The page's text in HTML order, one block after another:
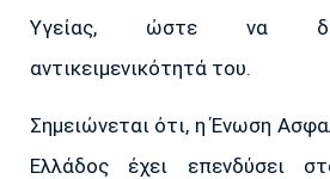
Υγείας, ώστε να
αντικειμενικότητά του.
Σημειώνεται ότι, η Ένωση
Ελλάδος έχει επενδύσει